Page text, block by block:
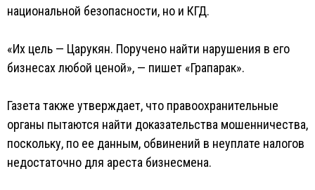
национальной безопасности, но и КГД.
«Их цель — Царукян. Поручено найти нарушения в его
бизнесах любой ценой», — пишет «Грапарак».
Газета также утверждает, что правоохранительные
органы пытаются найти доказательства мошенничества,
поскольку, по ее данным, обвинений в неуплате налогов
недостаточно для ареста бизнесмена.